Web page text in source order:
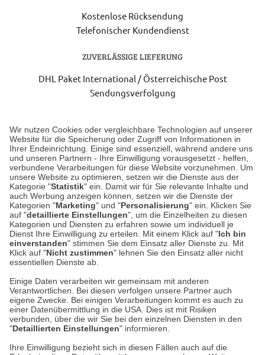
Wir nutzen Cookies oder vergleichbare Technologien auf unserer
Website für die Speicherung oder Zugriff von Informationen in
Ihrer Endeinrichtung. Einige sind essenziell, während andere uns
und unseren Partnern - Ihre Einwilligung vorausgesetzt - helfen,
verbundene Verarbeitungen für diese Website vorzunehmen. Um
unsere Website zu optimieren, setzen wir die Dienste aus der
Kategorie "Statistik" ein. Damit wir für Sie relevante Inhalte und
auch Werbung anzeigen können, setzen wir die Dienste der
Kategorien "Marketing" und "Personalisierung" ein. Klicken Sie
auf "detaillierte Einstellungen", um die Einzelheiten zu diesen
Kategorien und Diensten zu erfahren sowie um individuell je
Dienst Ihre Einwilligung zu erteilen. Mit einem Klick auf "Ich bin
einverstanden" stimmen Sie dem Einsatz aller Dienste zu. Mit
Klick auf "Nicht zustimmen" lehnen Sie den Einsatz aller nicht
essentiellen Dienste ab.
Einige Daten verarbeiten wir gemeinsam mit anderen
Verantwortlichen. Bei diesen verfolgen unsere Partner auch
eigene Zwecke. Bei einigen Verarbeitungen kommt es auch zu
einer Datenübermittlung in die USA. Dies ist mit Risiken
verbunden, über die wir Sie bei den einzelnen Diensten in den
"Detaillierten Einstellungen" informieren.
Ihre Einwilligung bezieht sich in diesen Fällen auch auf die
Kostenlose Rücksendung
Telefonischer Kundendienst
ZUVERLÄSSIGE LIEFERUNG
DHL Paket International / Österreichische Post
Sendungsverfolgung
Unser Geschäft in Meckenheim
Auf dem Steinbüchel 6
53340 Meckenheim
Montag bis Samstag 9:00 Uhr bis 18:00 Uhr
weitere Information
Hier finden Sie uns im Netz
Cookie-Einstellungen in Ihrem Browser